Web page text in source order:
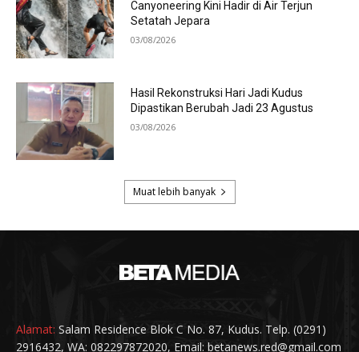
Alamat: Salam Residence Blok C No. 87, Kudus. Telp. (0291)
2916432, WA: 082297872020, Email: betanews.red@gmail.com